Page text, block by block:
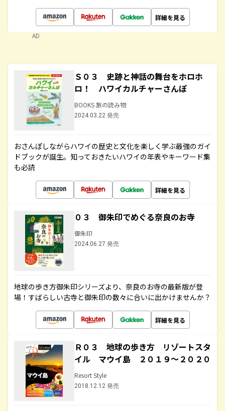
詳細を見る
AD
Ｓ０３ 史跡と神話の舞台をホロホ
ロ！ ハワイカルチャーさんぽ
BOOKS 旅の読み物
2024.03.22 発売
おさんぽしながらハワイの歴史と文化を楽しく学ぶ最強のガイ
ドブックが誕生。知っておきたいハワイの年表やキーワード集
も必読
詳細を見る
０３ 御朱印でめぐる奈良のお寺
御朱印
2024.06.27 発売
地球の歩き方御朱印シリーズより、奈良のお寺の最新版が登
場！すばらしい古寺と御朱印の数々に合いに出かけませんか？
詳細を見る
Ｒ０３ 地球の歩き方 リゾートスタ
イル マウイ島 ２０１９～２０２０
Resort Style
2018.12.12 発売